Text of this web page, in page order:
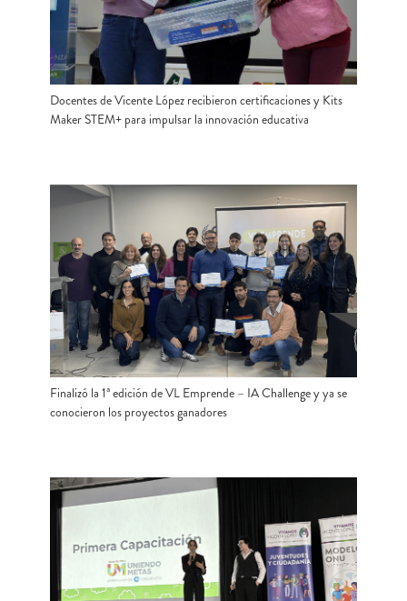
Docentes de Vicente López recibieron certificaciones y Kits
Maker STEM+ para impulsar la innovación educativa
Finalizó la 1ª edición de VL Emprende – IA Challenge y ya se
conocieron los proyectos ganadores